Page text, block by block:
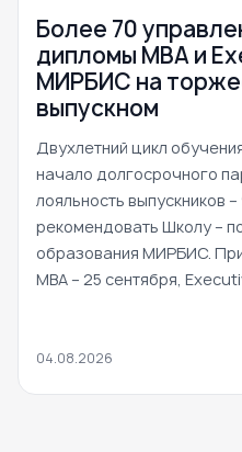
Более 70
дипломы MBA и
МИРБИС на
выпускном
Двухлетний цикл
начало долгосрочного
лояльность выпускников
рекомендовать Школу –
образования МИРБИС.
MBA – 25 сентября,
04.08.2026